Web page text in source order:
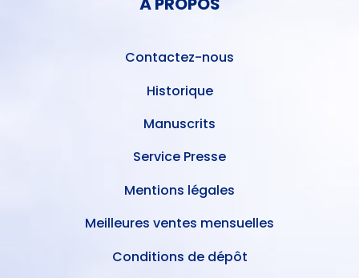
Contactez-nous
Historique
Manuscrits
Service Presse
Mentions légales
Meilleures ventes mensuelles
Conditions de dépôt